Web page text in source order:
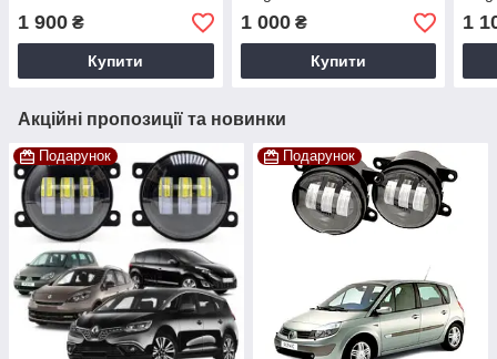
1 900 ₴
Купити
1 000₴
Купити
1
Акційні пропозиції та новинки
Подарунок Подарунок